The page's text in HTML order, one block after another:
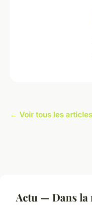
← Voir tous les
Actu — Dans la